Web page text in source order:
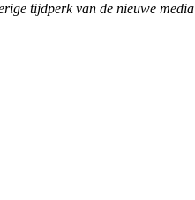
tijdperk van de nieuwe